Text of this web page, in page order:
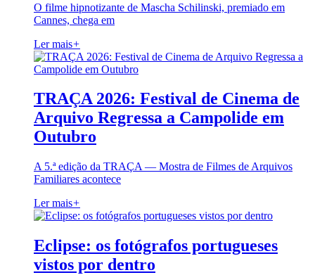
O filme hipnotizante de Mascha Schilinski, premiado em
Cannes, chega em
Ler mais+
TRAÇA 2026: Festival de Cinema de
Arquivo Regressa a Campolide em
Outubro
A 5.ª edição da TRAÇA — Mostra de Filmes de Arquivos
Familiares acontece
Ler mais+
Eclipse: os fotógrafos portugueses
vistos por dentro